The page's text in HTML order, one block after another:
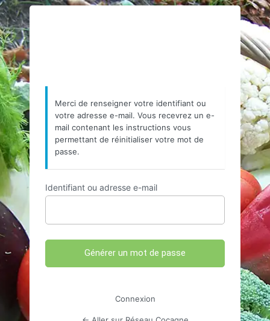
Mot
de
passe
oublié
https://
Merci de renseigner votre identifiant ou
votre adresse e-mail. Vous recevrez un e-
mail contenant les instructions vous
permettant de réinitialiser votre mot de
passe.
Identifiant ou adresse e-mail
Connexion